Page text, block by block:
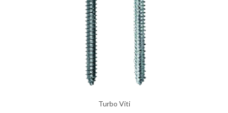
Turbo Viti